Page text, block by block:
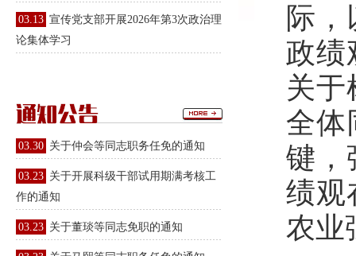
03.13 宣传党支部开展2026年第3次政治理
论集体学习
03.30 关于仲会等同志职务任免的通知
03.23 关于开展科级干部试用期满考核工
作的通知
03.23 关于董琰等同志免职的通知
际
政绩
关
全体
键，
绩观
农业